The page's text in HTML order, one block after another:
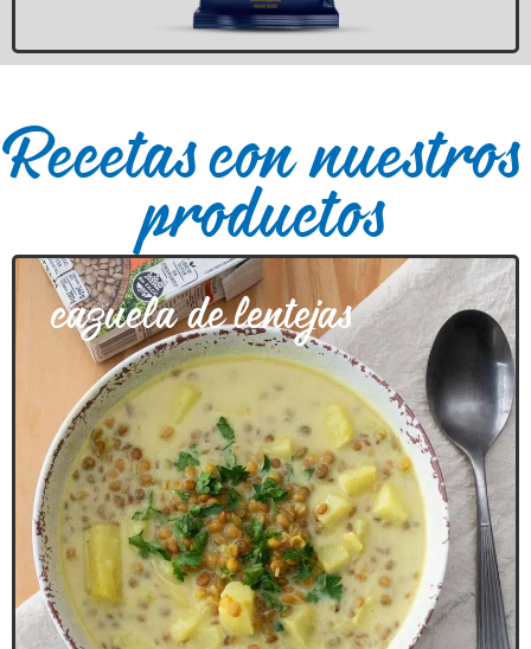
Recetas con nuestros
productos
cazuela de lentejas